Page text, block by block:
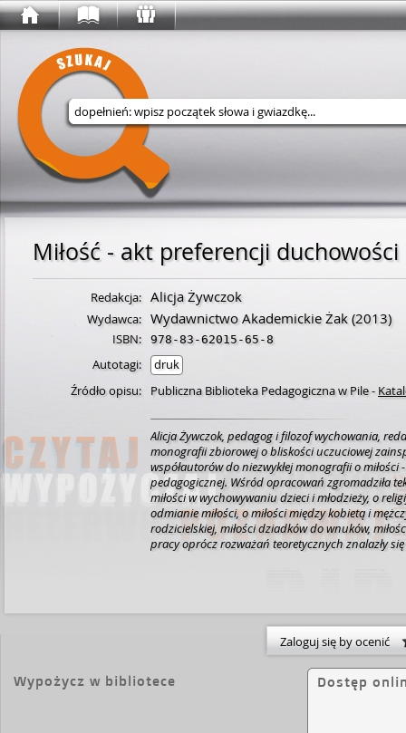
Wyszukaj w serwisie
Miłość - akt preferencji duchowości
Redakcja: Alicja Żywczok
Wydawca: Wydawnictwo Akademickie Żak (2013)
ISBN: 978-83-62015-65-8
Autotagi:
druk
Źródło opisu:
Publiczna Biblioteka Pedagogiczna w Pile-
Alicja Żywczok, pedagog i filozof wychowania,
monografii zbiorowej o bliskości uczuciowej
współautorów do niezwykłej monografii o miłości
pedagogicznej. Wśród opracowań zgromadziła
miłości w wychowywaniu dzieci i młodzieży, o
odmianie miłości, o miłości między kobietą i
rodzicielskiej, miłości dziadków do wnuków,
pracy oprócz rozważań teoretycznych znalazły
Zaloguj się by ocenić
Wypożycz w bibliotece Dostęp